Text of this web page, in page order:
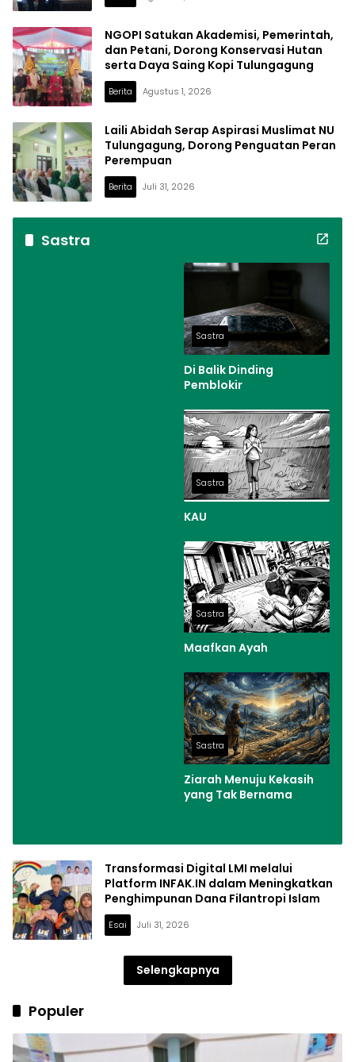
NGOPI Satukan Akademisi, Pemerintah,
dan Petani, Dorong Konservasi Hutan
serta Daya Saing Kopi Tulungagung
Berita Agustus 1, 2026
Laili Abidah Serap Aspirasi Muslimat NU
Tulungagung, Dorong Penguatan Peran
Perempuan
Berita Juli 31, 2026
Sastra
Sastra
Di Balik Dinding
Pemblokir
Sastra
KAU
Sastra
Maafkan Ayah
Sastra
Ziarah Menuju Kekasih
yang Tak Bernama
Transformasi Digital LMI melalui
Platform INFAK.IN dalam Meningkatkan
Penghimpunan Dana Filantropi Islam
Esai Juli 31, 2026
Selengkapnya
Populer